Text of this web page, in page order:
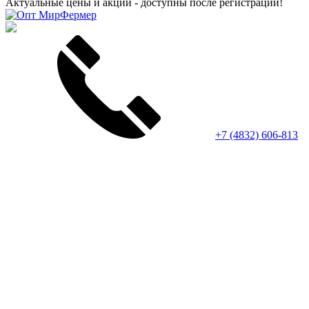
Актуальные цены и акции - доступны после регистрации!
+7 (4832) 606-813